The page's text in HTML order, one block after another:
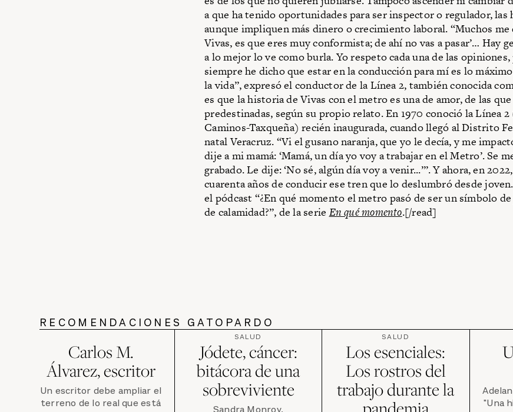
a que ha tenido oportunidades para ser inspector o regulador, las
aunque impliquen más dinero o crecimiento laboral. “Muchos me
Vivas, es que eres muy conformista; de ahí no vas a pasar’… Hay
a lo mejor lo ve como burla. Yo respeto cada una de las
siempre he dicho que estar en la conducción para mí es lo
la vida”, expresó el conductor de la Línea 2, también conocida
es que la historia de Vivas con el metro es una de amor, de las
predestinadas, según su propio relato. En 1970 conoció la Línea
Caminos-Taxqueña) recién inaugurada, cuando llegó al Distrito
natal Veracruz. “Vi el gusano naranja, que yo le decía, y me
dije a mi mamá: ‘Mamá, un día yo voy a trabajar en el Metro’. Se
grabado. Le dije: ‘No sé, algún día voy a venir...’”. Y ahora, en
cuarenta años de conducir ese tren que lo deslumbró desde
el pódcast “¿En qué momento el metro pasó de ser un símbolo
de calamidad?”, de la serie En qué momento.[/read]
RECOMENDACIONES GATOPARDO
Carlos M.
Álvarez, escritor
Un escritor debe ampliar el
terreno de lo real que está
SALUD
Jódete, cáncer:
bitácora de una
sobreviviente
Sandra Monroy,
SALUD
Los esenciales:
Los rostros del
trabajo durante la
"Una